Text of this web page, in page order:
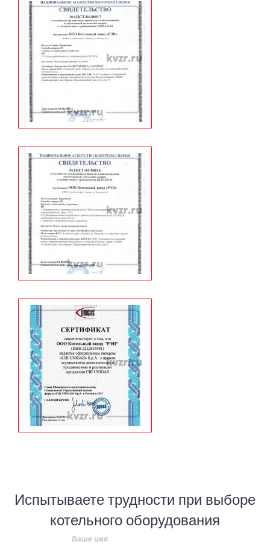
Испытываете трудности при выборе
котельного оборудования
Ваше имя